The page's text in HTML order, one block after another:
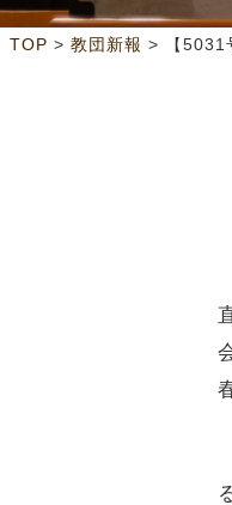
TOP > 教団新報 > 【